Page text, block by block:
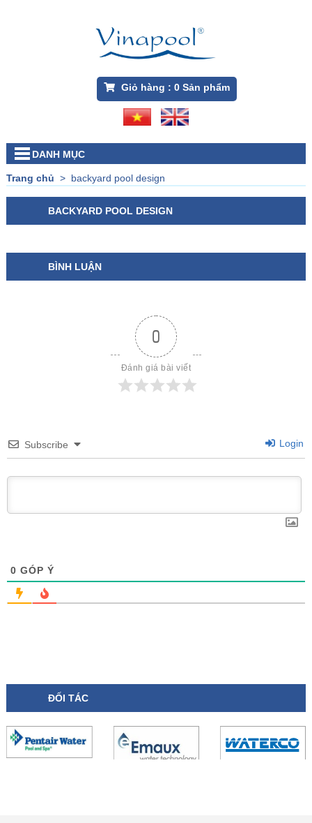
Giỏ hàng : 0Sản phẩm
DANH MỤC
Trang chủ > backyard pool design
BACKYARD POOL DESIGN
BÌNH LUẬN
0
Đánh giá bài viết
Subscribe Login
0 GÓP Ý
ĐỐI TÁC